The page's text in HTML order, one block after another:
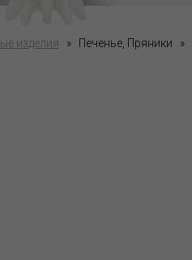
изделия » Печенье, Пряники »